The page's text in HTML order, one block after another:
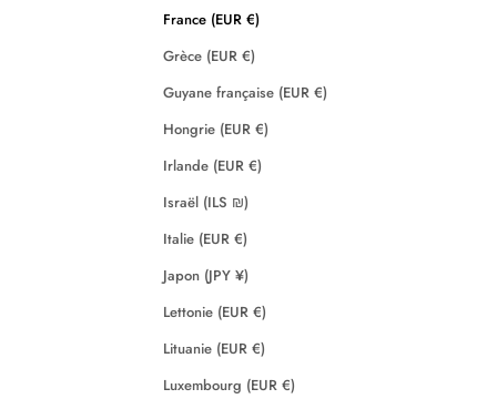
France (EUR €)
Grèce (EUR €)
Guyane française (EUR €)
Hongrie (EUR €)
Irlande (EUR €)
Israël (ILS ₪)
Italie (EUR €)
Japon (JPY ¥)
Lettonie (EUR €)
Lituanie (EUR €)
Luxembourg (EUR €)